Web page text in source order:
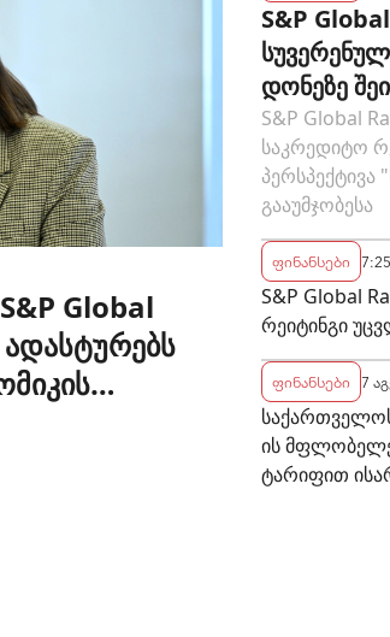
Global
S&P
დონეზე
S&P Global
საკრედიტო
გააუმჯობესა
ფინანსები 7:25
S&P Global
რეიტინგი
ფინანსები 7
ის
ტარიფით